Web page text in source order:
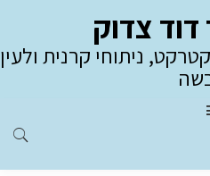
דוד צדוק
ניתוחי קרנית ולעין